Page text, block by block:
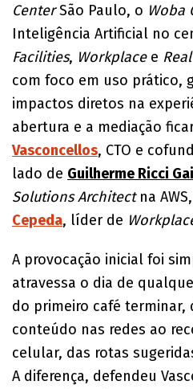
CenterSão Paulo, o Woba
Inteligência Artificial no
Facilities, Workplace e
com foco em uso prático,
impactos diretos na
abertura e a mediação
Vasconcellos, CTO e
lado de Guilherme Ricci
Solutions Architectna
Cepeda, líder de
A provocação inicial foi
atravessa o dia de
do primeiro café terminar,
conteúdo nas redes ao
celular, das rotas
A diferença, defendeu